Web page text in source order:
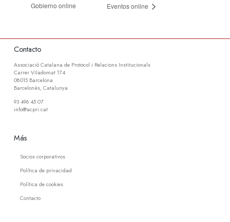
Gobierno online
Eventos online
Contacto
Associació Catalana de Protocol i Relacions Institucionals
Carrer Viladomat 174
08015 Barcelona
Barcelonès, Catalunya
93 496 45 07
info@acpri.cat
Más
Socios corporativos
Política de privacidad
Política de cookies
Contacto